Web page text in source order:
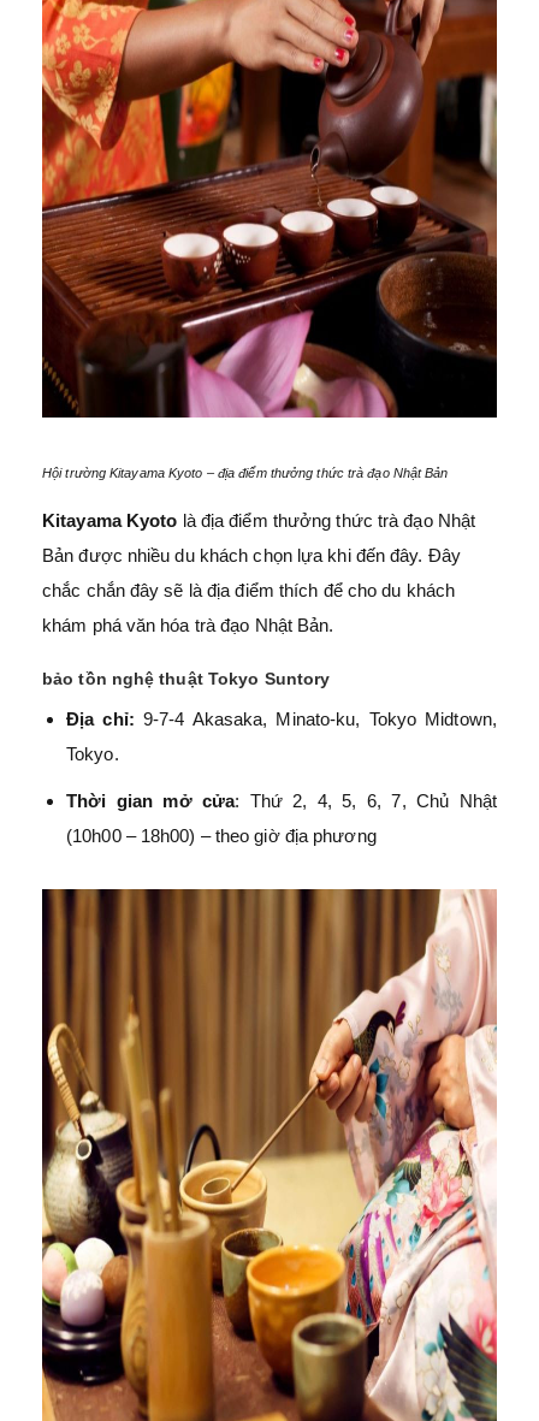
Hội trường Kitayama Kyoto – địa điểm thưởng thức trà đạo Nhật Bản
Kitayama Kyoto là địa điểm thưởng thức trà đạo Nhật
Bản được nhiều du khách chọn lựa khi đến đây. Đây
chắc chắn đây sẽ là địa điểm thích để cho du khách
khám phá văn hóa trà đạo Nhật Bản.
bảo tồn nghệ thuật Tokyo Suntory
Địa chỉ: 9-7-4 Akasaka, Minato-ku, Tokyo Midtown,
Tokyo.
Thời gian mở cửa: Thứ 2, 4, 5, 6, 7, Chủ Nhật
(10h00 – 18h00) – theo giờ địa phương